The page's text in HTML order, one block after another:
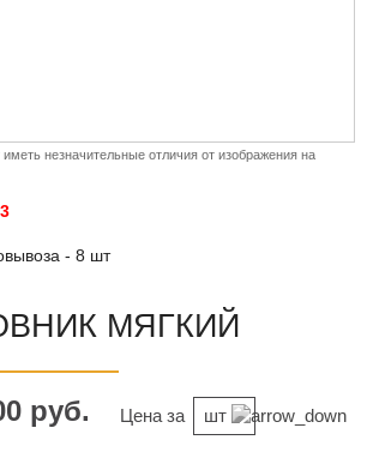
незначительные отличия от изображения на
- 8 шт
МЯГКИЙ
руб. Цена за шт